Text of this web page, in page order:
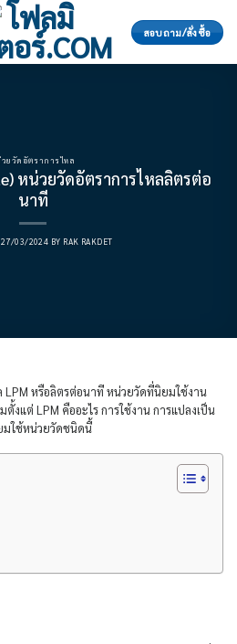
สอบถาม/สั่งซื้อ
ยวัดอัตราการไหล
หน่วยวัดอัตราการไหลลิตรต่อ
นาที
27/03/2024 BY RAK RAKDET
LPM หรือลิตรต่อนาที หน่วยวัดที่นิยมใช้งาน
ตั้งแต่ LPM คืออะไร การใช้งาน การแปลงเป็น
ใช้หน่วยวัดชนิดนี้